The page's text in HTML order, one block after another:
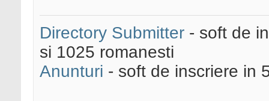
Directory Submitter - soft de
si 1025 romanesti
Anunturi - soft de inscriere in